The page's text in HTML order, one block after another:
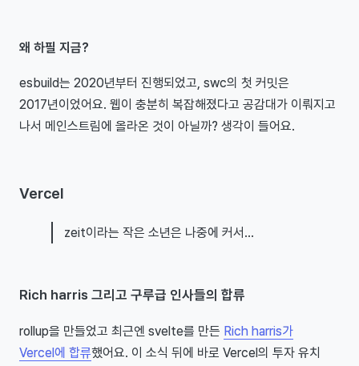
왜 하필 지금?
esbuild는 2020년부터 진행되었고, swc의 첫 커밋은
2017년이었어요. 웹이 충분히 복잡해졌다고 공감대가 이뤄지고
나서 메인스트림에 올라온 것이 아닐까? 생각이 들어요.
Vercel
zeit이라는 작은 소년은 나중에 커서...
Rich harris 그리고 구루급 인사들의 합류
rollup을 만들었고 최근엔 svelte를 만든 Rich harris가
Vercel에 합류했어요. 이 소식 뒤에 바로 Vercel의 투자 유치